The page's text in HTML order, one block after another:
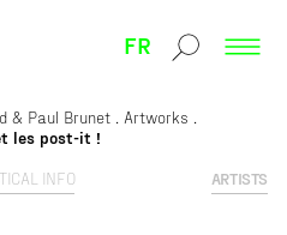
FR
INFO ARTISTS
& Paul Brunet
Artworks
les post-it !